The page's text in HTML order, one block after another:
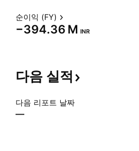
순이익 (FY)
‪−394.36 M‬ INR
다음 실적
다음 리포트 날짜
—